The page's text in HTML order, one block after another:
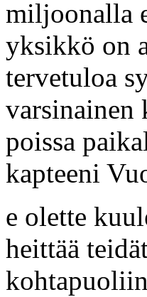
miljoonalla
yksikkö on
tervetuloa
varsinainen
poissa
kapteeni
e olette
heittää